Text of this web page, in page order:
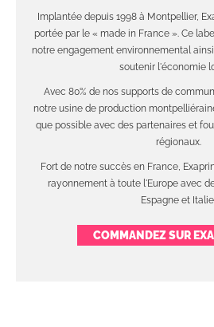
Implantée depuis 1998 à Montpellier,
portée par le « made in France ». Ce
notre engagement environnemental
soutenir l'économie
Avec 80% de nos supports de
notre usine de production
que possible avec des partenaires et
régionaux.
Fort de notre succès en France,
rayonnement à toute l'Europe avec
Espagne et
COMMANDEZ SUR